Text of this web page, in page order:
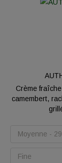
Crème
camembert,